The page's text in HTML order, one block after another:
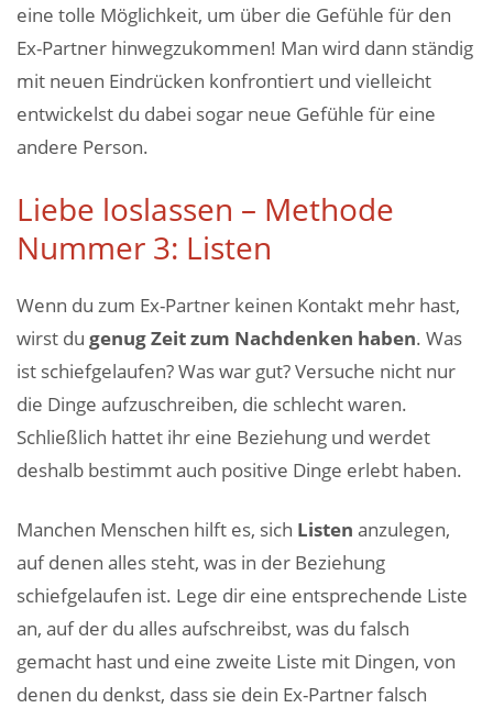
eine tolle Möglichkeit, um über die Gefühle für den
Ex-Partner hinwegzukommen! Man wird dann ständig
mit neuen Eindrücken konfrontiert und vielleicht
entwickelst du dabei sogar neue Gefühle für eine
andere Person.
Liebe loslassen – Methode
Nummer 3: Listen
Wenn du zum Ex-Partner keinen Kontakt mehr hast,
wirst du genug Zeit zum Nachdenken haben. Was
ist schiefgelaufen? Was war gut? Versuche nicht nur
die Dinge aufzuschreiben, die schlecht waren.
Schließlich hattet ihr eine Beziehung und werdet
deshalb bestimmt auch positive Dinge erlebt haben.
Manchen Menschen hilft es, sich Listen anzulegen,
auf denen alles steht, was in der Beziehung
schiefgelaufen ist. Lege dir eine entsprechende Liste
an, auf der du alles aufschreibst, was du falsch
gemacht hast und eine zweite Liste mit Dingen, von
denen du denkst, dass sie dein Ex-Partner falsch